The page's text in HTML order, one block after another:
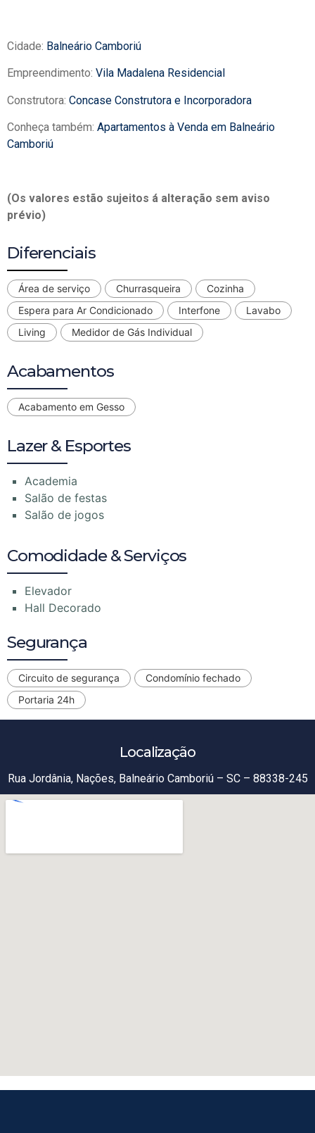
Cidade: Balneário Camboriú
Empreendimento: Vila Madalena Residencial
Construtora: Concase Construtora e Incorporadora
Conheça também: Apartamentos à Venda em Balneário
Camboriú
(Os valores estão sujeitos á alteração sem aviso
prévio)
Diferenciais
Área de serviço Churrasqueira
Cozinha
Espera para Ar Condicionado
Interfone
Lavabo
Living
Medidor de Gás Individual
Acabamentos
Acabamento em Gesso
Lazer & Esportes
Academia
Salão de festas
Salão de jogos
Comodidade & Serviços
Elevador
Hall Decorado
Segurança
Circuito de segurança
Condomínio fechado
Portaria 24h
Localização
Rua Jordânia, Nações, Balneário Camboriú – SC – 88338-245